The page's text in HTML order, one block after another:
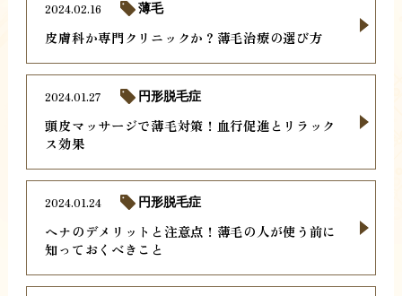
皮膚科か専門クリニックか？薄毛治療の選び方
2024.02.16 薄毛
頭皮マッサージで薄毛対策！血行促進とリラック
ス効果
2024.01.27 円形脱毛症
ヘナのデメリットと注意点！薄毛の人が使う前に
知っておくべきこと
2024.01.24 円形脱毛症